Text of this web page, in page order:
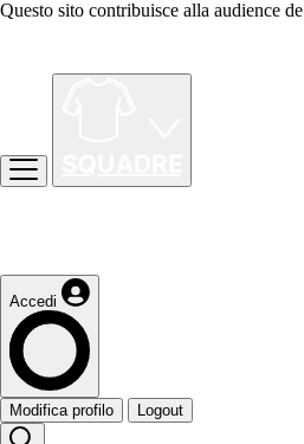
Questo sito contribuisce alla audience de
Accedi
Modifica profilo Logout